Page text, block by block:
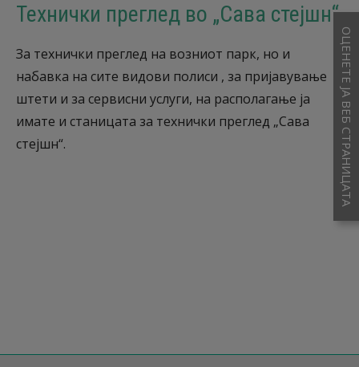
Технички преглед во „Сава стејшн“
За технички преглед на возниот парк, но и
набавка на сите видови полиси , за пријавување
штети и за сервисни услуги, на располагање ја
имате и станицата за технички преглед „Сава
стејшн“.
ОЦЕНЕТЕ ЈА ВЕБ СТРАНИЦАТА